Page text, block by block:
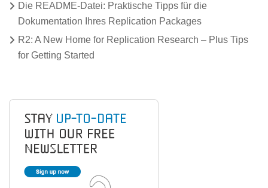
Die README-Datei: Praktische Tipps für die
Dokumentation Ihres Replication Packages
R2: A New Home for Replication Research – Plus Tips
for Getting Started